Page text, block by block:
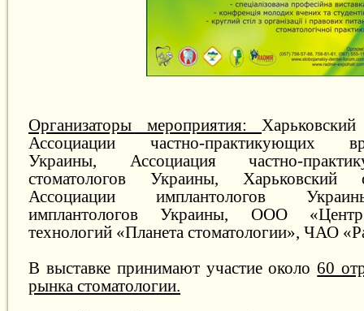
Организаторы мероприятия:
Ассоциации частно-практикующих
Украины, Ассоциация частно-
стоматологов Украины, Харьковский
Ассоциации имплантологов
имплантологов Украины, ООО
технологий «Планета стоматологии», ЧАО
В выставке принимают участие около 60
рынка стоматологии.